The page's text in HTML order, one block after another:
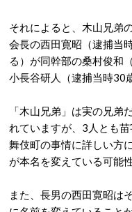
それによると、木山兄弟
会長の西田寛昭（逮捕当
る）が同幹部の桑村俊和
小長谷研人（逮捕当時30
「木山兄弟」は実の兄弟
れていますが、3人とも
舞伎町の事情に詳しい方
が本名を変えている可能
また、長男の西田寛昭は